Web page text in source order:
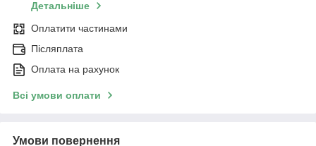
Детальніше
Оплатити частинами
Післяплата
Оплата на рахунок
Всі умови оплати
Умови повернення